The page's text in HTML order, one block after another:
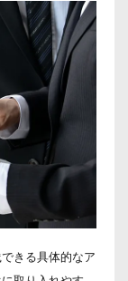
きる具体的なア